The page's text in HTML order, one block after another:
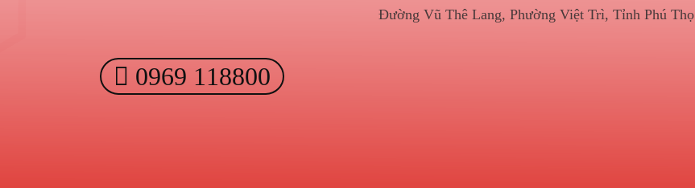
0969 118800
Đường Vũ Thê Lang, Phường Việt Trì, Tỉnh Phú Thọ